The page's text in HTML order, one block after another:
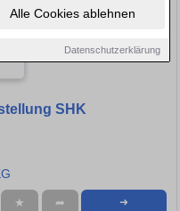
Alle Cookies ablehnen
Datenschutzerklärung
SHK
★ ➦ ➜